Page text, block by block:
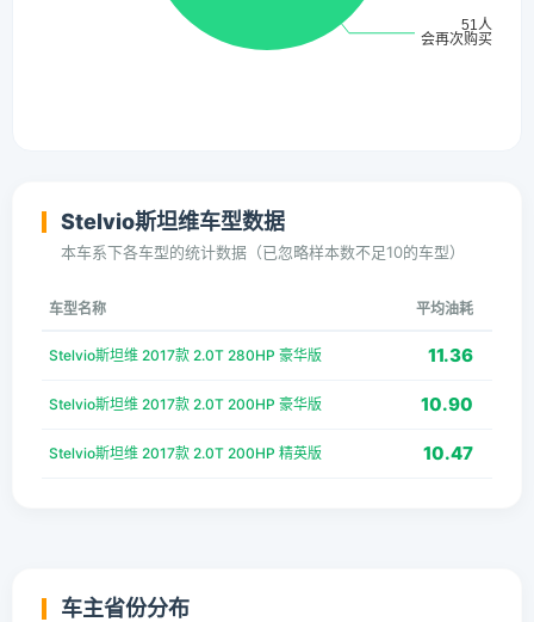
Stelvio斯坦维车型数据
本车系下各车型的统计数据（已忽略样本数不足10的车型）
车型名称 平均油耗
Stelvio斯坦维 2017款 2.0T 280HP 豪华版 11.36
Stelvio斯坦维 2017款 2.0T 200HP 豪华版 10.90
Stelvio斯坦维 2017款 2.0T 200HP 精英版 10.47
车主省份分布